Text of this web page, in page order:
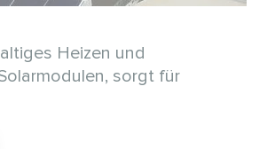
Heizen und
sorgt für